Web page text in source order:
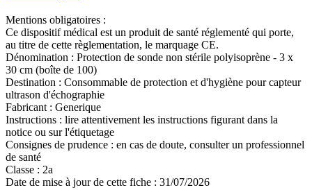
Mentions obligatoires :
Ce dispositif médical est un produit de santé réglementé qui porte,
au titre de cette règlementation, le marquage CE.
Dénomination : Protection de sonde non stérile polyisoprène - 3 x
30 cm (boîte de 100)
Destination : Consommable de protection et d'hygiène pour capteur
ultrason d'échographie
Fabricant : Generique
Instructions : lire attentivement les instructions figurant dans la
notice ou sur l'étiquetage
Consignes de prudence : en cas de doute, consulter un professionnel
de santé
Classe : 2a
Date de mise à jour de cette fiche : 31/07/2026